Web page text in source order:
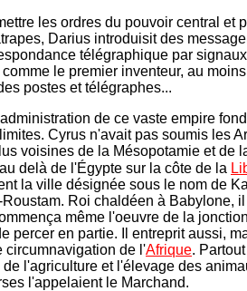
les ordres du pouvoir central et
Darius introduisit des
télégraphique par
le premier inventeur, au
postes et télégraphes...
de ce vaste empire
Cyrus n'avait pas soumis les
voisines de la Mésopotamie et de
delà de l'Égypte sur la côte de la
la ville désignée sous le nom de
Roi chaldéen à Babylone,
même l'oeuvre de la
percer en partie. Il entreprit aussi,
circumnavigation de l'Afrique.
de l'agriculture et l'élevage des
l'appelaient le Marchand.